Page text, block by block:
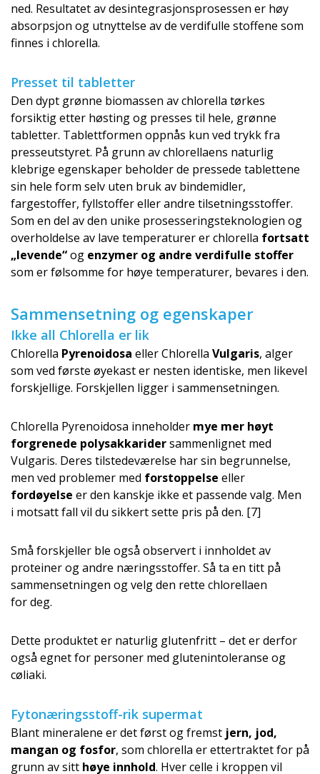
ned. Resultatet av desintegrasjon­sprosessen er høy
absorpsjon og utnyttelse av de verdifulle stoffene som
finnes i chlorella.
Presset til tabletter
Den dypt grønne biomassen av chlorella tørkes
forsiktig etter høsting og presses til hele, grønne
tabletter. Tablettformen oppnås kun ved trykk fra
presseutstyret. På grunn av chlorellaens naturlig
klebrige egenskaper beholder de pressede tablettene
sin hele form selv uten bruk av bindemidler,
fargestoffer, fyllstoffer eller andre tilsetningsstoffer.
Som en del av den unike prosesseringstek­nologien og
overholdelse av lave temperaturer er chlorella fortsatt
„levende“og enzymer og andre verdifulle stoffer
som er følsomme for høye temperaturer, bevares i den.
Sammensetning og egenskaper
Ikke all Chlorella er lik
Chlorella Pyrenoidosa eller Chlorella Vulgaris, alger
som ved første øyekast er nesten identiske, men likevel
forskjellige. Forskjellen ligger i sammensetningen.
Chlorella Pyrenoidosa inneholder mye mer høyt
forgrenede polysakkaridersammenlignet med
Vulgaris. Deres tilstedeværelse har sin begrunnelse,
men ved problemer med forstoppelse eller
fordøyelse er den kanskje ikke et passende valg. Men
i motsatt fall vil du sikkert sette pris på den. [7]
Små forskjeller ble også observert i innholdet av
proteiner og andre næringsstoffer. Så ta en titt på
sammensetningen og velg den rette chlorellaen
for deg.
Dette produktet er naturlig glutenfritt – det er derfor
også egnet for personer med glutenintoleranse og
cøliaki.
Fytonæringsstoff-rik supermat
Blant mineralene er det først og fremst jern, jod,
mangan og fosfor, som chlorella er ettertraktet for på
grunn av sitt høye innhold. Hver celle i kroppen vil